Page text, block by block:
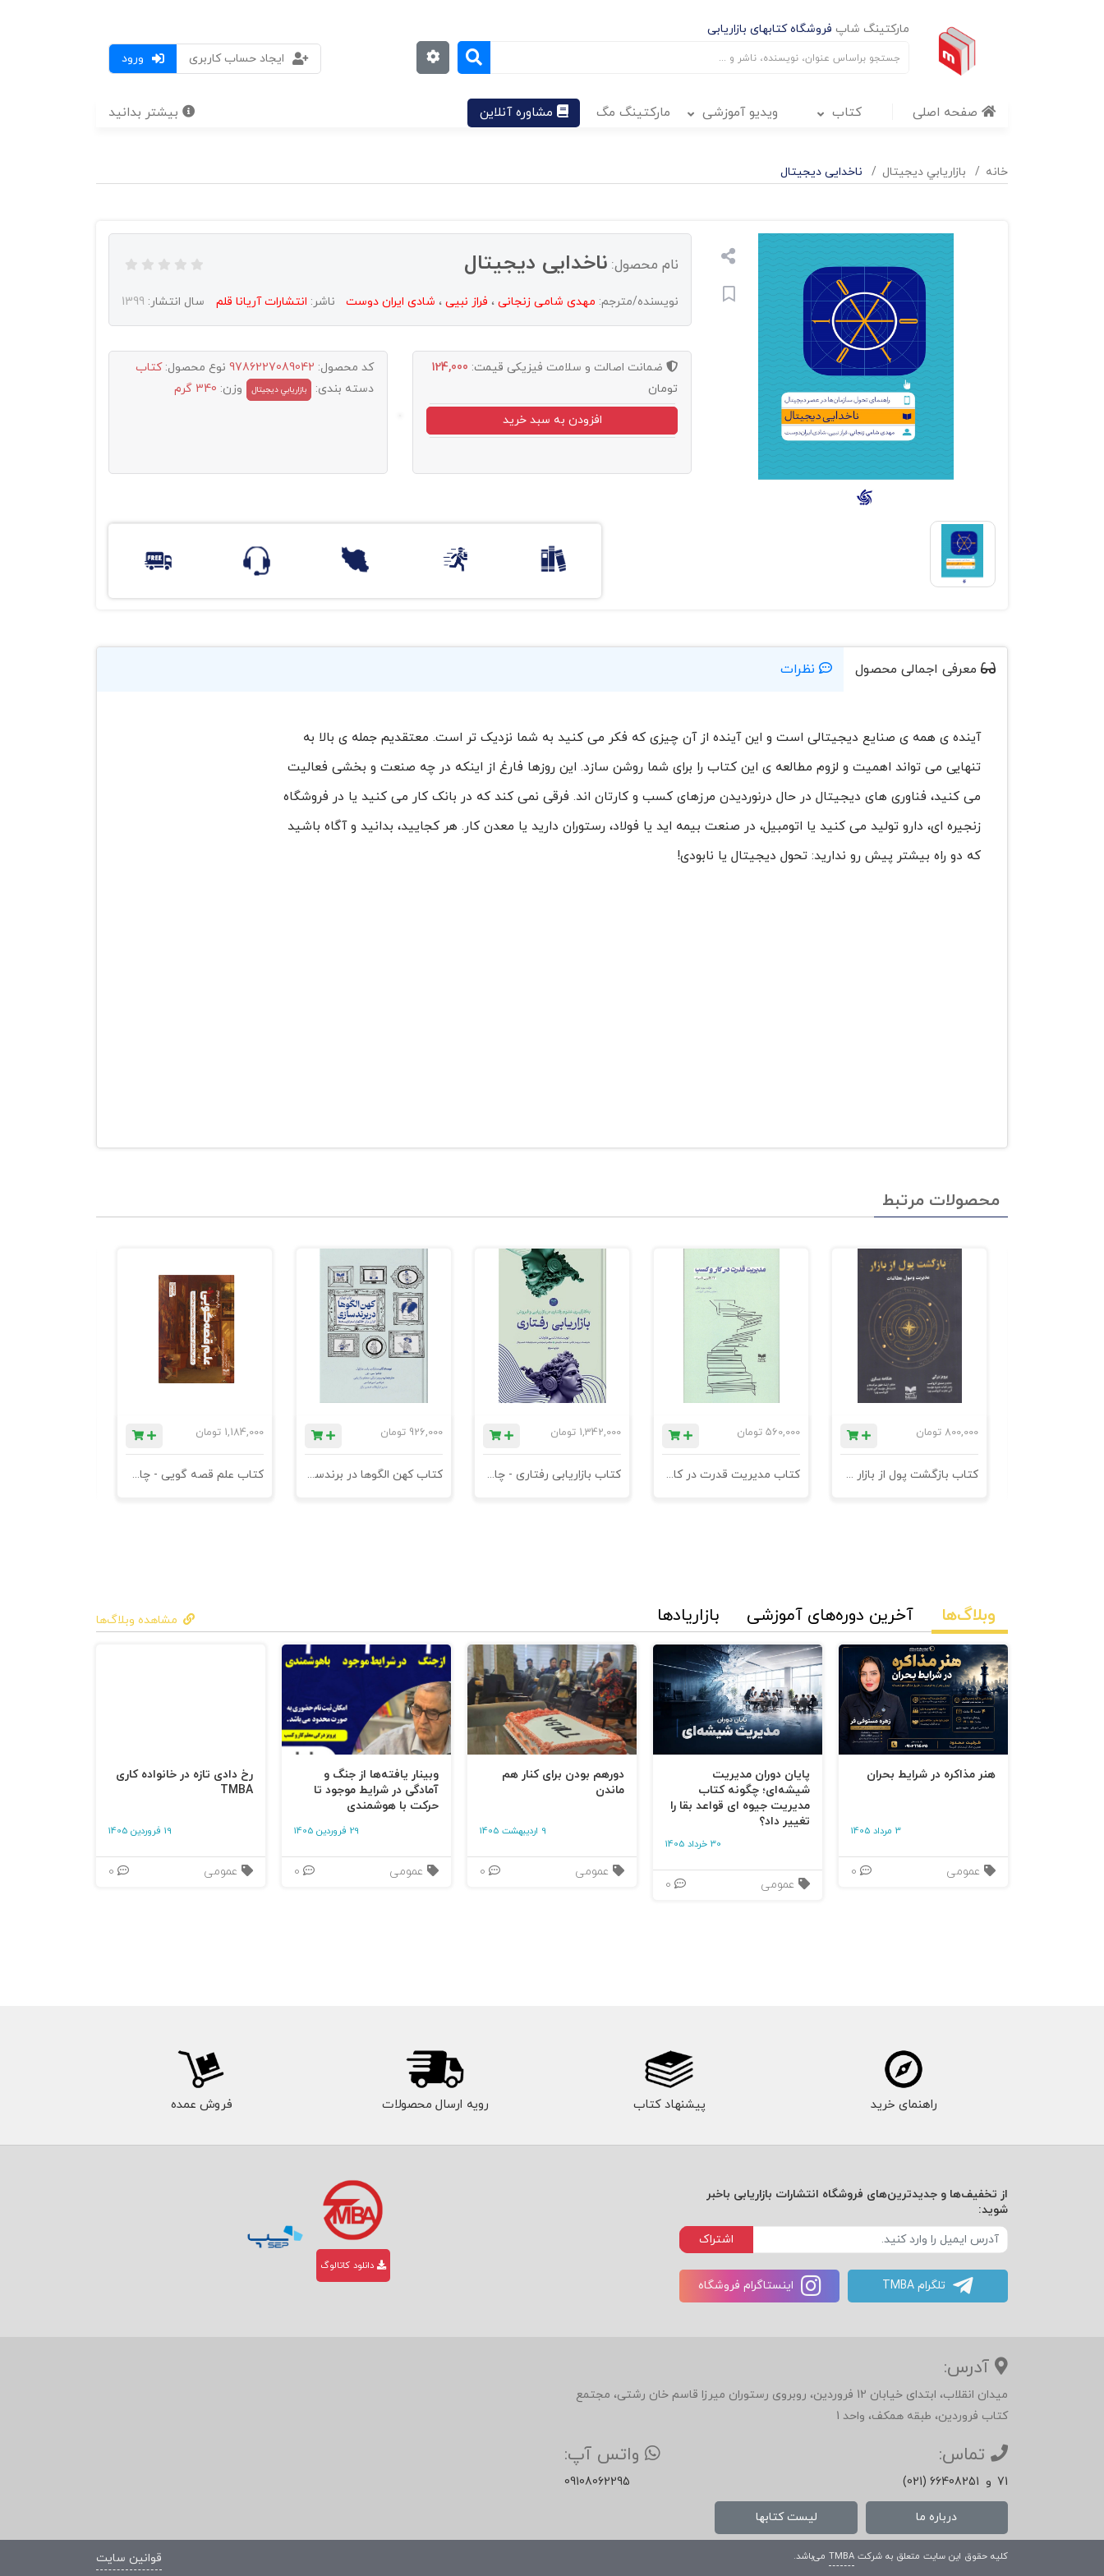
مارکتینگ شاپ فروشگاه کتابهای بازاریابی
ورود
ایجاد حساب کاربری
صفحه اصلی کتاب ویدیو آموزشی مارکتینگ مگ مشاوره آنلاین بیشتر بدانید
خانه بازاريابي ديجيتال ناخدایی دیجیتال
نام محصول: ناخدایی دیجیتال
نویسنده/مترجم: مهدی شامی زنجانی ، فراز نبیی ، شادی ایران دوست ناشر: انتشارات آريانا قلم سال انتشار: 1399
ضمانت اصالت و سلامت فیزیکی قیمت: 124,000
تومان
افزودن به سبد خرید
کد محصول: 9786227089042 نوع محصول:کتاب
دسته بندی:
بازاريابي ديجيتال وزن: 340 گرم
معرفی اجمالی محصول نظرات
آینده ی همه ی صنایع دیجیتالی است و این آینده از آن چیزی که فکر می کنید به شما نزدیک تر است. معتقدیم جمله ی بالا به
تنهایی می تواند اهمیت و لزوم مطالعه ی این کتاب را برای شما روشن سازد. این روزها فارغ از اینکه در چه صنعت و بخشی فعالیت
می کنید، فناوری های دیجیتال در حال درنوردیدن مرزهای کسب و کارتان اند. فرقی نمی کند که در بانک کار می کنید یا در فروشگاه
زنجیره ای، دارو تولید می کنید یا اتومبیل، در صنعت بیمه اید یا فولاد، رستوران دارید یا معدن کار. هر کجایید، بدانید و آگاه باشید
که دو راه بیشتر پیش رو ندارید: تحول دیجیتال یا نابودی!
محصولات مرتبط
800,000 تومان
کتاب بازگشت پول از بازار مدیریت وصول مطالبات
560,000 تومان
کتاب مدیریت قدرت در کاروکسب
1,342,000 تومان
کتاب بازاریابی رفتاری - چاپ سوم
926,000 تومان
کتاب کهن الگوها در برندسازی - ابزاری برای خلاقها و استراتژیست ها
1,184,000 تومان
کتاب علم قصه گویی - چاپ سوم
وبلاگ‌ها مشاهده وبلاگ‌ها آخرین دوره‌های آموزشی بازاریادها
هنر مذاکره در شرایط بحران
3 مرداد 1405
عمومی
پایان دوران مدیریت
شیشه‌ای؛ چگونه کتاب
مدیریت جیوه‌ ای قواعد بقا را
تغییر داد؟
30 خرداد 1405
عمومی
دورهم بودن برای کنار هم
ماندن
9 اردیبهشت 1405
عمومی
وبینار یافته‌ها از جنگ و
آمادگی در شرایط موجود تا
حرکت با هوشمندی
29 فروردین 1405
عمومی
رخ دادی تازه در خانواده کاری
TMBA
19 فروردین 1405
عمومی
راهنمای خرید پیشنهاد کتاب رویه ارسال محصولات فروش عمده
از تخفیف‌ها و جدیدترین‌های فروشگاه انتشارات بازاریابی باخبر
شوید:
اشتراک
تلگرام TMBA اینستاگرام فروشگاه
دانلود کاتالوگ
آدرس:
میدان انقلاب، ابتدای خیابان 12 فروردین، روبروی رستوران میرزا قاسم خان رشتی، مجتمع
کتاب فروردین، طبقه همکف، واحد 1
تماس:
(021) 66408251 و 71
واتس آپ:
09108062295
درباره ما لیست کتابها
کلیه حقوق این سایت متعلق به شرکت TMBA می‌باشد. قوانین سایت